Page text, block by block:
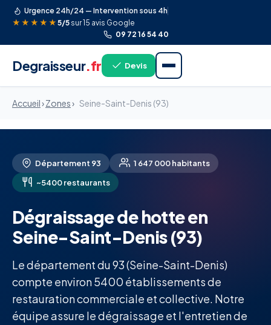
Urgence 24h/24 — Intervention sous 4h
★★★★★ 5/5 sur 15 avis Google
09 72 16 54 40
Degraisseur.fr Devis
Accueil›Zones› Seine-Saint-Denis (93)
Département 93
1 647 000 habitants
~5400 restaurants
Dégraissage de hotte en
Seine-Saint-Denis (93)
Le département du 93 (Seine-Saint-Denis)
compte environ 5400 établissements de
restauration commerciale et collective. Notre
équipe assure le dégraissage et l'entretien de